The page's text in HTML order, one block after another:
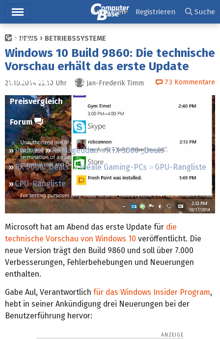
Ticker
Tests
Downloads
Preisvergleich
Forum
Podcast RAMageddon
RTX 5000 „Deals“
RX 9000 „Deals“
Ideale Gaming-PCs
GPU-Rangliste
CPU-Rangliste
Anmelden Registrieren Suche
NEWS BETRIEBSSYSTEME
Windows 10 Build 9860: Die technische
Vorschau erhält das erste Update
21.10.2014 22:10 Uhr Jan-Frederik Timm 73 Kommentare
Microsoft hat am Abend das erste Update für die
technische Vorschau von Windows 10 veröffentlicht. Die
neue Version trägt den Build 9860 und soll über 7.000
Verbesserungen, Fehlerbehebungen und Neuerungen
enthalten.
Gabe Aul, Verantwortlich für das Windows Insider Program,
hebt in seiner Ankündigung drei Neuerungen bei der
Benutzerführung hervor: